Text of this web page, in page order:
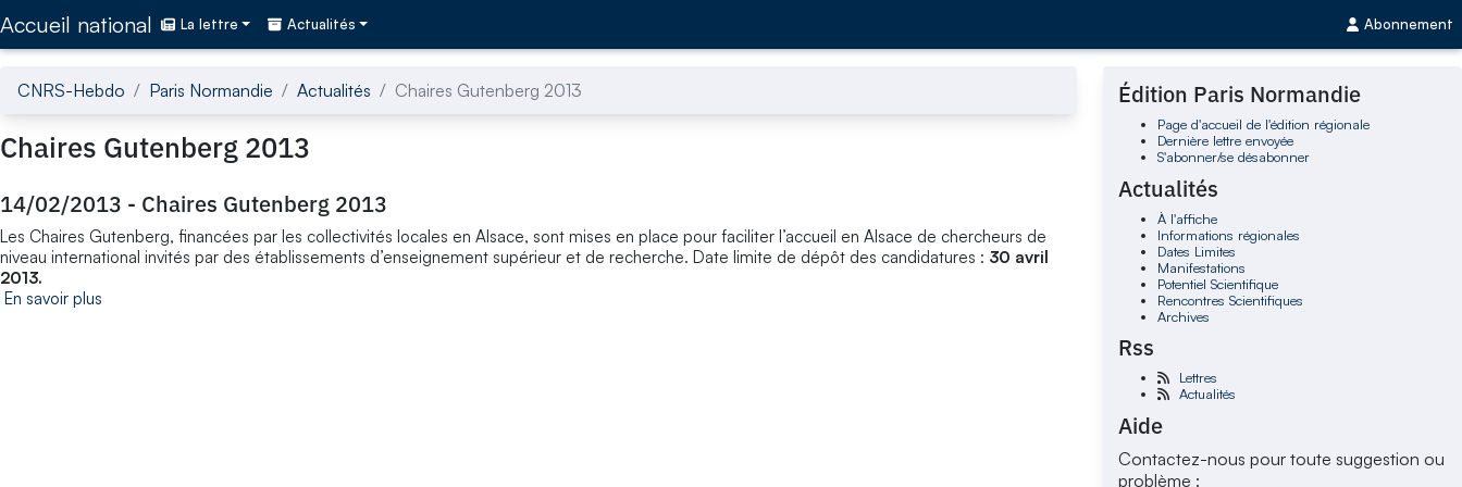
Accueil national La lettre Actualités Abonnement
CNRS-Hebdo Paris Normandie Actualités Chaires Gutenberg 2013
Chaires Gutenberg 2013
14/02/2013 - Chaires Gutenberg 2013
Les Chaires Gutenberg, financées par les collectivités locales en Alsace, sont mises en place pour faciliter l’accueil en Alsace de chercheurs de
niveau international invités par des établissements d’enseignement supérieur et de recherche. Date limite de dépôt des candidatures : 30 avril
2013.
En savoir plus
Édition Paris Normandie
Page d'accueil de l'édition régionale
Dernière lettre envoyée
S'abonner/se désabonner
Actualités
À l'affiche
Informations régionales
Dates Limites
Manifestations
Potentiel Scientifique
Rencontres Scientifiques
Archives
Rss
Lettres
Actualités
Aide
Contactez-nous pour toute suggestion ou
problème :